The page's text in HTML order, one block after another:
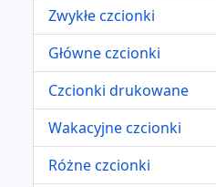
Zwykłe czcionki
Główne czcionki
Czcionki drukowane
Wakacyjne czcionki
Różne czcionki